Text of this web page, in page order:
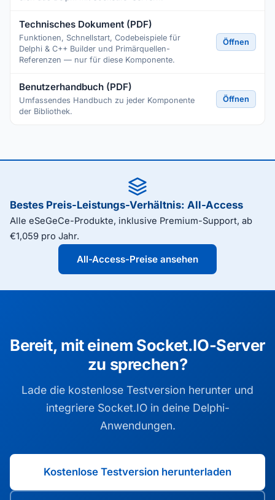
Technisches Dokument (PDF)
Funktionen, Schnellstart, Codebeispiele für
Delphi & C++ Builder und Primärquellen-
Referenzen — nur für diese Komponente.
Öffnen
Benutzerhandbuch (PDF)
Umfassendes Handbuch zu jeder Komponente
der Bibliothek.
Öffnen
Bestes Preis-Leistungs-Verhältnis: All-Access
Alle eSeGeCe-Produkte, inklusive Premium-Support, ab
€1,059 pro Jahr.
All-Access-Preise ansehen
Bereit, mit einem Socket.IO-Server
zu sprechen?
Lade die kostenlose Testversion herunter und
integriere Socket.IO in deine Delphi-
Anwendungen.
Kostenlose Testversion herunterladen